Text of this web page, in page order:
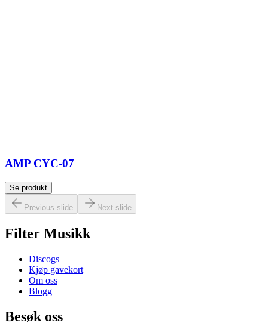
AMP CYC-07
Se produkt
Previous slide Next slide
Filter Musikk
Discogs
Kjøp gavekort
Om oss
Blogg
Besøk oss